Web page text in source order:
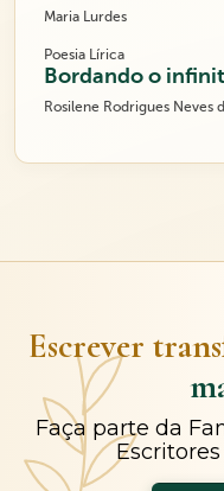
Maria Lurdes
Poesia Lírica
Bordando o
Rosilene Rodrigues Neves
Escrever
Faça parte da